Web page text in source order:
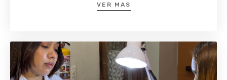
VER MAS